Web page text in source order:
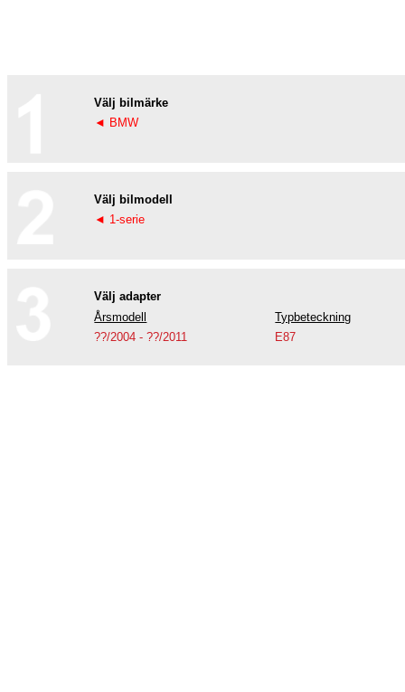
Välj bilmärke
◄ BMW
Välj bilmodell
◄ 1-serie
Välj adapter
Årsmodell
Typbeteckning
??/2004 - ??/2011
E87